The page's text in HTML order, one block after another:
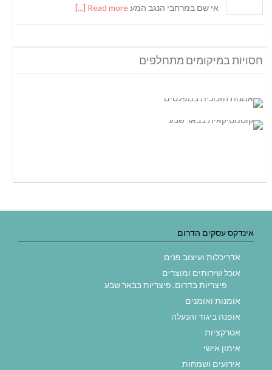
אי שם במרחבי הנגב המעRead more [...]
חסויות במיקומים מתחלפים
אינדקס עסקים הדרום
אדריכלות ועיצוב פנים
אוכל שירותים ומוצרים
פיצריות בדרום, פיצריות בבאר שבע
אומנות ואומנים
אופנה ביגוד והנעלה
אטרקציות
אימון אישי
אירועים ושמחות